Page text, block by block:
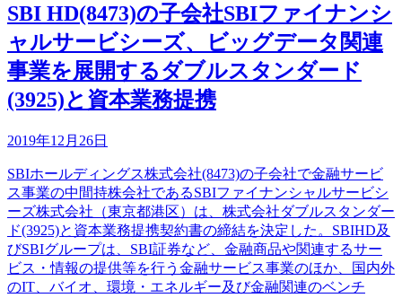
SBI HD(8473)の子会社SBIファイナンシ
ャルサービシーズ、ビッグデータ関連
事業を展開するダブルスタンダード
(3925)と資本業務提携
2019年12月26日
SBIホールディングス株式会社(8473)の子会社で金融サービ
ス事業の中間持株会社であるSBIファイナンシャルサービシ
ーズ株式会社（東京都港区）は、株式会社ダブルスタンダー
ド(3925)と資本業務提携契約書の締結を決定した。SBIHD及
びSBIグループは、SBI証券など、金融商品や関連するサー
ビス・情報の提供等を行う金融サービス事業のほか、国内外
のIT、バイオ、環境・エネルギー及び金融関連のベンチ